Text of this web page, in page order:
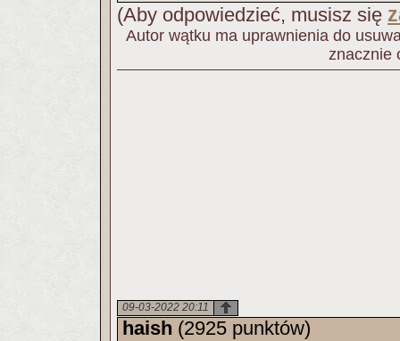
(Aby odpowiedzieć, musisz się
Autor wątku ma uprawnienia do
znacznie
09-03-2022 20:11
haish (2925 punktów)